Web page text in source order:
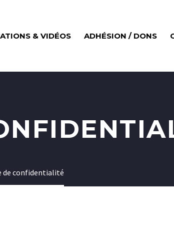
& VIDÉOS ADHÉSION / DONS
de confidentialité